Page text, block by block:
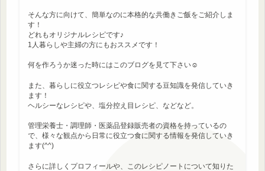
そんな方に向けて、簡単なのに本格的な共働きご飯をご紹介しま
す！
どれもオリジナルレシピです♪
1人暮らしや主婦の方にもおススメです！
何を作ろうか迷った時にはこのブログを見て下さい☺
また、暮らしに役立つレシピや食に関する豆知識を発信していき
ます！
ヘルシーなレシピや、塩分控え目レシピ、などなど。
管理栄養士・調理師・医薬品登録販売者の資格を持っているの
で、様々な観点から日常に役立つ食に関する情報を発信していき
ます(^^)
さらに詳しくプロフィールや、このレシピノートについて知りた